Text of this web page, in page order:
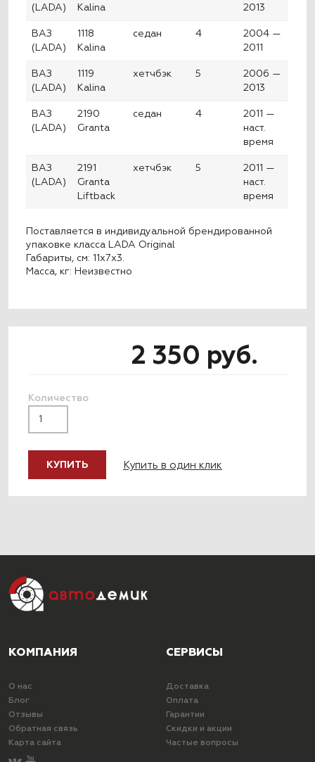
(LADA)
Kalina
2013
ВАЗ
(LADA)
1118
Kalina
седан 4
2004 —
2011
ВАЗ
(LADA)
1119
Kalina
хетчбэк 5
2006 —
2013
ВАЗ
(LADA)
2190
Granta
седан 4
2011 —
наст.
время
ВАЗ
(LADA)
2191
Granta
Liftback
хетчбэк 5
2011 —
наст.
время
Поставляется в индивидуальной брендированной
упаковке класса LADA Original
Габариты, см: 11х7х3.
Масса, кг: Неизвестно
2 350 руб.
Количество
КУПИТЬ Купить в один клик
КОМПАНИЯ
О нас
Блог
Отзывы
Обратная связь
Карта сайта
СЕРВИСЫ
Доставка
Оплата
Гарантии
Скидки и акции
Частые вопросы